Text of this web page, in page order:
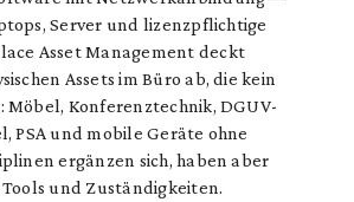
Server und lizenzpflichtige
Asset Management deckt
Assets im Büro ab, die kein
Möbel, Konferenztechnik, DGUV-
PSA und mobile Geräte ohne
ergänzen sich, haben aber
und Zuständigkeiten.